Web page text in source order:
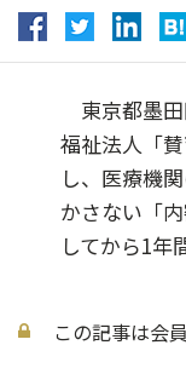
東京都墨
福祉法人「
し、医療機
かさない「
してから1年
この記事は会